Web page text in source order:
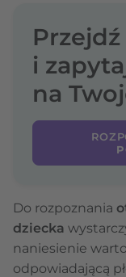
i
na
Do rozpoznania
dziecka
naniesienie
odpowiadającą